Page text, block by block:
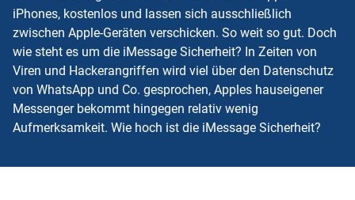
iPhones, kostenlos und lassen sich ausschließlich
zwischen Apple-Geräten verschicken. So weit so gut. Doch
wie steht es um die iMessage Sicherheit? In Zeiten von
Viren und Hackerangriffen wird viel über den Datenschutz
von WhatsApp und Co. gesprochen, Apples hauseigener
Messenger bekommt hingegen relativ wenig
Aufmerksamkeit. Wie hoch ist die iMessage Sicherheit?